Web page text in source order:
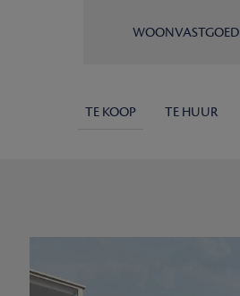
WOONVASTGOED
TE KOOP TE HUUR